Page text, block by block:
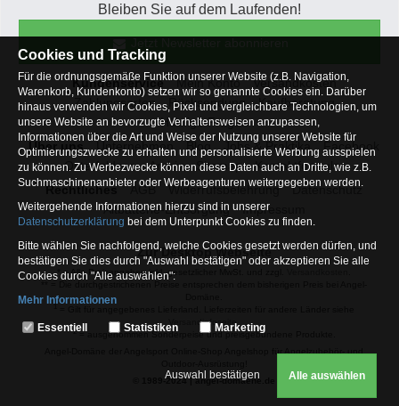
Bleiben Sie auf dem Laufenden!
Kundenservice Mein Konto
Versandkosten
Zahlungsarten
Rücksendung
Kaufberatung
Häufige Fragen
Über uns
Unternehmen Blog Jobs & Praktika
Facebook
Osterfeldsee
Archiv Sitemap
Kontaktformular
Rechtliches
AGB Widerrufsbelehrung
Datenschutz
Altbatterie-Entsorgung
Impressum
Zur Desktop Webseite
* = Alle Preisangaben inkl. gesetzlicher MwSt. und zzgl.
Versandinfoseite.
2= ausgenommen Sonderpeise und preisgebundene Produkte.
© 1989-2024 | angel-domaene.de
Cookies und Tracking
Für die ordnungsgemäße Funktion unserer Website (z.B. Navigation,
Warenkorb, Kundenkonto) setzen wir so genannte Cookies ein. Darüber
hinaus verwenden wir Cookies, Pixel und vergleichbare Technologien, um
unsere Website an bevorzugte Verhaltensweisen anzupassen,
Informationen über die Art und Weise der Nutzung unserer Website für
Optimierungszwecke zu erhalten und personalisierte Werbung ausspielen
zu können. Zu Werbezwecke können diese Daten auch an Dritte, wie z.B.
Suchmaschinenanbieter oder Werbeagenturen weitergegeben werden.
Weitergehende Informationen hierzu sind in unserer
Datenschutzerklärung bei dem Unterpunkt Cookies zu finden.
Bitte wählen Sie nachfolgend, welche Cookies gesetzt werden dürfen, und
bestätigen Sie dies durch "Auswahl bestätigen" oder akzeptieren Sie alle
Cookies durch "Alle auswählen":
Mehr Informationen
Essentiell
weshalb auf diese nicht verzichtet werden kann
Essentiell Statistiken Marketing
Auswahl bestätigen Alle auswählen